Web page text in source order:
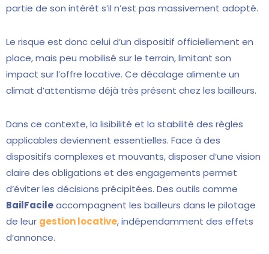
partie de son intérêt s’il n’est pas massivement adopté.
Le risque est donc celui d’un dispositif officiellement en
place, mais peu mobilisé sur le terrain, limitant son
impact sur l’offre locative. Ce décalage alimente un
climat d’attentisme déjà très présent chez les bailleurs.
Dans ce contexte, la lisibilité et la stabilité des règles
applicables deviennent essentielles. Face à des
dispositifs complexes et mouvants, disposer d’une vision
claire des obligations et des engagements permet
d’éviter les décisions précipitées. Des outils comme
BailFacileaccompagnent les bailleurs dans le pilotage
de leur gestion locative, indépendamment des effets
d’annonce.